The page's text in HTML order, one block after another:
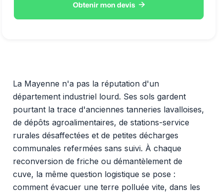
La Mayenne n'a pas la réputation d'un
département industriel lourd. Ses sols gardent
pourtant la trace d'anciennes tanneries lavalloises,
de dépôts agroalimentaires, de stations-service
rurales désaffectées et de petites décharges
communales refermées sans suivi. À chaque
reconversion de friche ou démantèlement de
cuve, la même question logistique se pose :
comment évacuer une terre polluée vite, dans les
Obtenir mon devis 